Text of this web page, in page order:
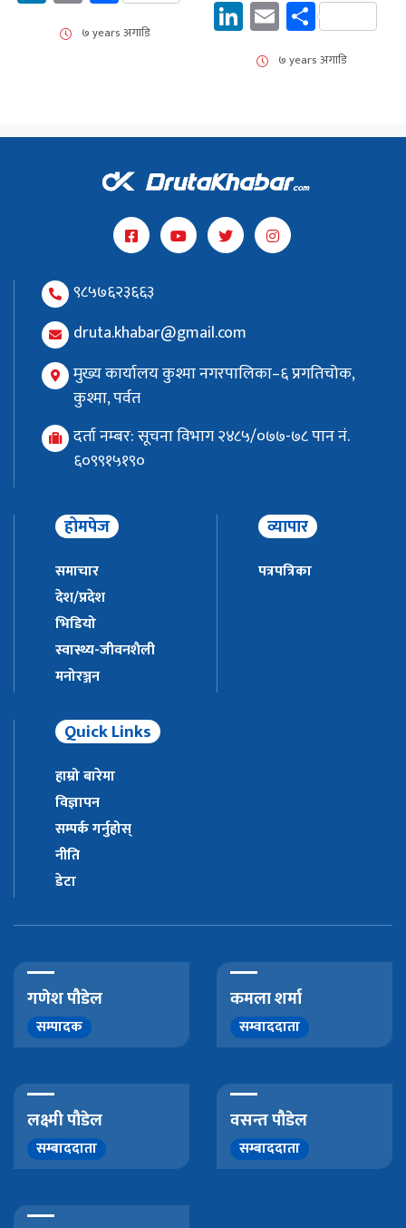
७ years अगाडि LinkedIn
EmailShare
७ years अगाडि
९८५७६२३६६३
druta.khabar@gmail.com
मुख्य कार्यालय कुश्मा नगरपालिका–६ प्रगतिचोक,
कुश्मा, पर्वत
दर्ता नम्बर: सूचना विभाग २४८५/०७७-७८ पान नं.
६०९९१५१९०
होमपेज
समाचार
देश/प्रदेश
भिडियो
स्वास्थ्य-जीवनशैली
मनोरञ्जन
व्यापार
पत्रपत्रिका
Quick Links
हाम्रो बारेमा
विज्ञापन
सम्पर्क गर्नुहोस्
नीति
डेटा
गणेश पौडेल
सम्पादक
कमला शर्मा
सम्वाददाता
लक्ष्मी पौडेल
सम्बाददाता
वसन्त पौडेल
सम्बाददाता